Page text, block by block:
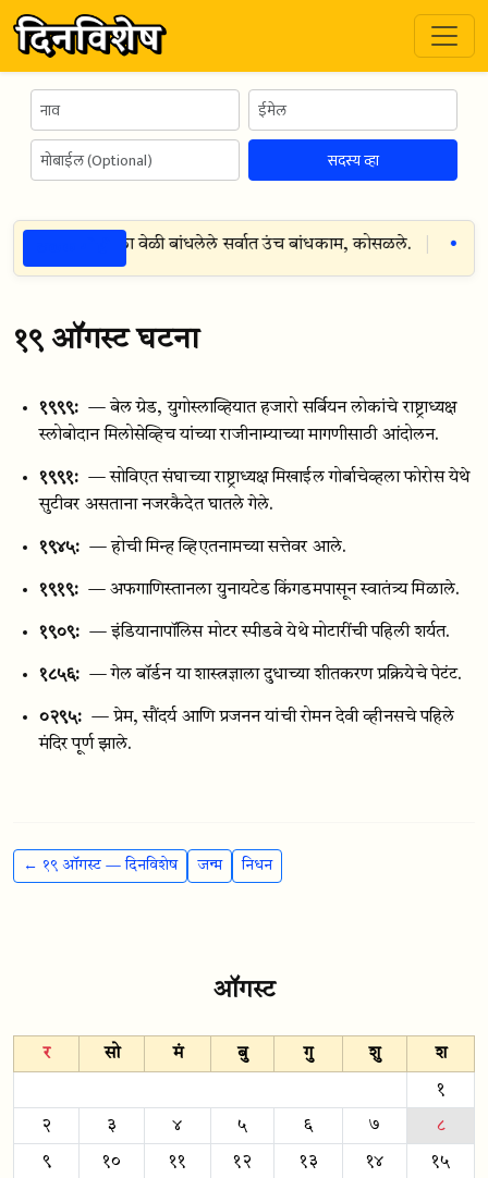
सदस्य व्हा
रेडिओ मास्ट — एका वेळी बांधलेले सर्वात उंच बांधकाम, कोसळले.
१९ ऑगस्ट घटना
१९९९: — बेल ग्रेड, युगोस्लाव्हियात हजारो सर्बियन लोकांचे राष्ट्राध्यक्ष
स्लोबोदान मिलोसेव्हिच यांच्या राजीनाम्याच्या मागणीसाठी आंदोलन.
१९९१: — सोविएत संघाच्या राष्ट्राध्यक्ष मिखाईल गोर्बाचेव्हला फोरोस येथे
सुटीवर असताना नजरकैदेत घातले गेले.
१९४५: — होची मिन्ह व्हिएतनामच्या सत्तेवर आले.
१९१९: — अफगाणिस्तानला युनायटेड किंगडमपासून स्वातंत्र्य मिळाले.
१९०९: — इंडियानापॉलिस मोटर स्पीडवे येथे मोटारींची पहिली शर्यत.
१८५६: — गेल बॉर्डन या शास्त्रज्ञाला दुधाच्या शीतकरण प्रक्रियेचे पेटंट.
०२९५: — प्रेम, सौंदर्य आणि प्रजनन यांची रोमन देवी व्हीनसचे पहिले
मंदिर पूर्ण झाले.
← १९ ऑगस्ट — दिनविशेष जन्म निधन
ऑगस्ट
र सो मं बु गु शु श
१
२ ३ ४ ५ ६ ७ ८
९ १० ११ १२ १३ १४ १५